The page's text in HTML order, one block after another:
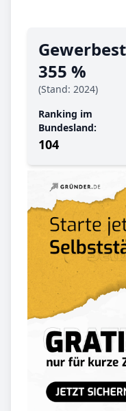
355 %
(Stand: 2024)
Ranking im
Bundesland:
104